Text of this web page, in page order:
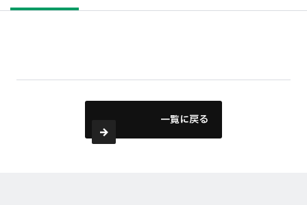
一覧に戻る